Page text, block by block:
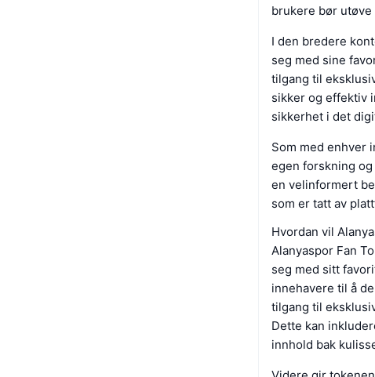
brukere bør
I den bredere
seg med sine
tilgang til
sikker og effektiv
sikkerhet i det
Som med enhver
egen forskning
en velinformert
som er tatt av
Hvordan vil
Alanyaspor Fan
seg med sitt
innehavere til å
tilgang til
Dette kan
innhold bak